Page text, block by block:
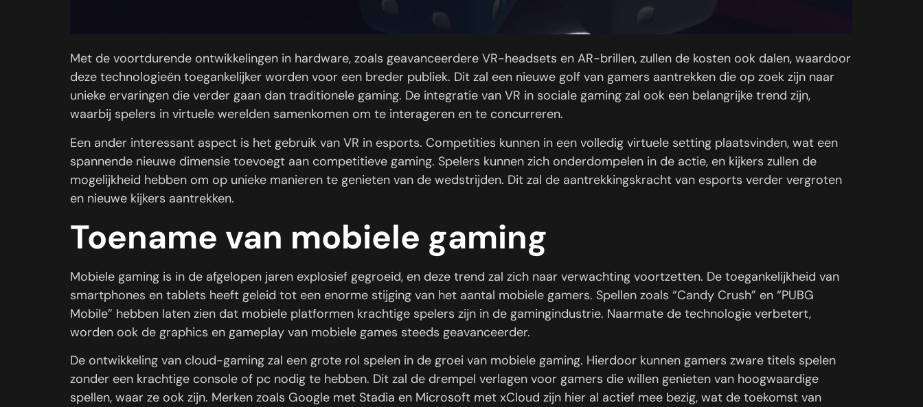
Met de voortdurende ontwikkelingen in hardware, zoals geavanceerdere VR-headsets en AR-brillen, zullen de kosten ook dalen, waardoor
deze technologieën toegankelijker worden voor een breder publiek. Dit zal een nieuwe golf van gamers aantrekken die op zoek zijn naar
unieke ervaringen die verder gaan dan traditionele gaming. De integratie van VR in sociale gaming zal ook een belangrijke trend zijn,
waarbij spelers in virtuele werelden samenkomen om te interageren en te concurreren.
Een ander interessant aspect is het gebruik van VR in esports. Competities kunnen in een volledig virtuele setting plaatsvinden, wat een
spannende nieuwe dimensie toevoegt aan competitieve gaming. Spelers kunnen zich onderdompelen in de actie, en kijkers zullen de
mogelijkheid hebben om op unieke manieren te genieten van de wedstrijden. Dit zal de aantrekkingskracht van esports verder vergroten
en nieuwe kijkers aantrekken.
Toename van mobiele gaming
Mobiele gaming is in de afgelopen jaren explosief gegroeid, en deze trend zal zich naar verwachting voortzetten. De toegankelijkheid van
smartphones en tablets heeft geleid tot een enorme stijging van het aantal mobiele gamers. Spellen zoals “Candy Crush” en “PUBG
Mobile” hebben laten zien dat mobiele platformen krachtige spelers zijn in de gamingindustrie. Naarmate de technologie verbetert,
worden ook de graphics en gameplay van mobiele games steeds geavanceerder.
De ontwikkeling van cloud-gaming zal een grote rol spelen in de groei van mobiele gaming. Hierdoor kunnen gamers zware titels spelen
zonder een krachtige console of pc nodig te hebben. Dit zal de drempel verlagen voor gamers die willen genieten van hoogwaardige
spellen, waar ze ook zijn. Merken zoals Google met Stadia en Microsoft met xCloud zijn hier al actief mee bezig, wat de toekomst van